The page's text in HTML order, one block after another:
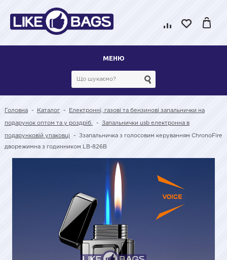
МЕНЮ
Головна - Каталог - Електронні, газові та бензинові запальнички на
подарунок оптом та у роздріб. - Запальнички usb електронна в
подарунковій упаковці - Ззапальничка з голосовим керуванням ChronoFire
дворежимна з годинником LB-826B